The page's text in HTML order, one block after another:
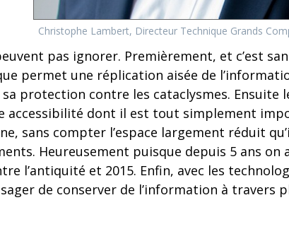
Christophe Lambert, Directeur Technique Grands
pas ignorer. Premièrement, et c’est
permet une réplication aisée de
protection contre les cataclysmes. Ensuite
accessibilité dont il est tout simplement
sans compter l’espace largement réduit
Heureusement puisque depuis 5 ans on
l’antiquité et 2015. Enfin, avec les
de conserver de l’information à travers